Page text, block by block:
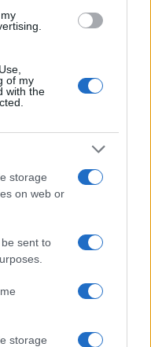
of my
with the
storage
on web or
sent to
storage